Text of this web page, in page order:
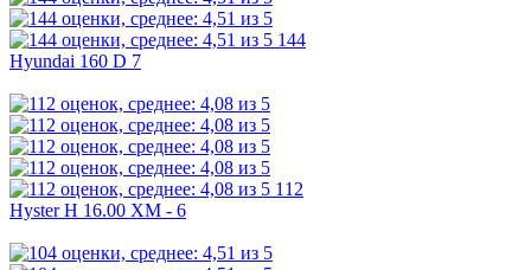
144
Hyundai 160 D 7
112
Hyster H 16.00 XM - 6